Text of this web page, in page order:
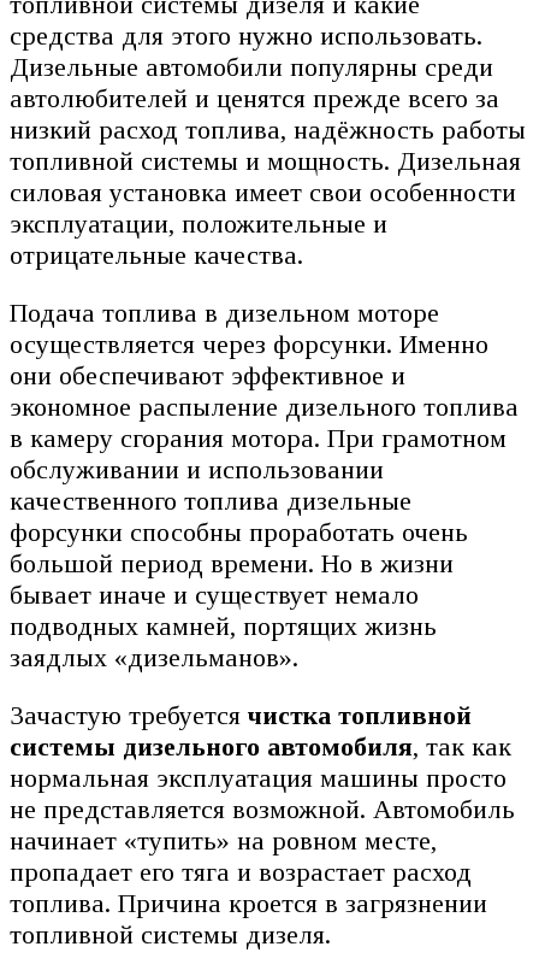
средства для этого нужно использовать.
Дизельные автомобили популярны среди
автолюбителей и ценятся прежде всего за
низкий расход топлива, надёжность работы
топливной системы и мощность. Дизельная
силовая установка имеет свои особенности
эксплуатации, положительные и
отрицательные качества.
Подача топлива в дизельном моторе
осуществляется через форсунки. Именно
они обеспечивают эффективное и
экономное распыление дизельного топлива
в камеру сгорания мотора. При грамотном
обслуживании и использовании
качественного топлива дизельные
форсунки способны проработать очень
большой период времени. Но в жизни
бывает иначе и существует немало
подводных камней, портящих жизнь
заядлых «дизельманов».
Зачастую требуется чистка топливной
системы дизельного автомобиля, так как
нормальная эксплуатация машины просто
не представляется возможной. Автомобиль
начинает «тупить» на ровном месте,
пропадает его тяга и возрастает расход
топлива. Причина кроется в загрязнении
топливной системы дизеля.